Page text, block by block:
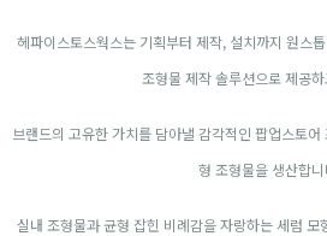
헤파이스토스웍스는 기획부터 제작, 설치까지 원스
조형물 제작 솔루션으로 제공
브랜드의 고유한 가치를 담아낼 감각적인 팝업스토
형 조형물을 생산합
실내 조형물과 균형 잡힌 비례감을 자랑하는 세럼